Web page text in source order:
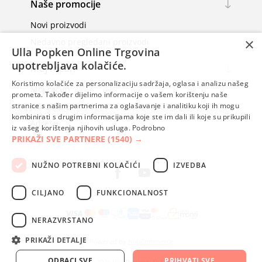
ove godine uz Ulla Popken modu za punije opušteno uživajte u ljetnoj sezoni!
Ulla Popken moda za punije kolekcija haljina za plažu ljeto 2020.
Ulla Popken moda za punije kolekcija haljina za plažu ljeto 2020.
Naše promocije
Novi proizvodi
Moj račun
Moj račun
Narudžbe
Adrese
×
Ulla Popken Online Trgovina
upotrebljava kolačiće.
Koristimo kolačiće za personalizaciju sadržaja, oglasa i analizu našeg
prometa. Također dijelimo informacije o vašem korištenju naše
stranice s našim partnerima za oglašavanje i analitiku koji ih mogu
kombinirati s drugim informacijama koje ste im dali ili koje su prikupili
iz vašeg korištenja njihovih usluga. Podrobno
PRIKAŽI SVE PARTNERE (1540) →
NUŽNO POTREBNI KOLAČIĆI IZVEDBA
CILJANO FUNKCIONALNOST
NERAZVRSTANO
PRIKAŽI DETALJE